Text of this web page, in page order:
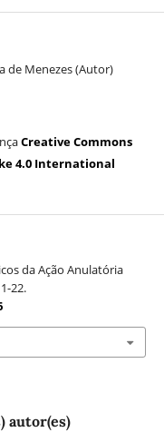
de Menezes (Autor)
Creative Commons
4.0 International
da Ação Anulatória
22.
autor(es)